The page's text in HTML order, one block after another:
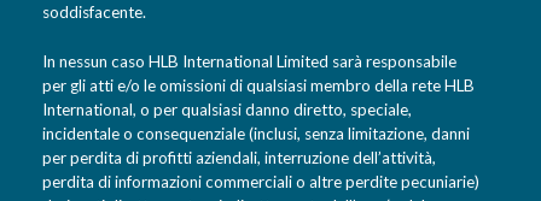
soddisfacente.
In nessun caso HLB International Limited sarà responsabile
per gli atti e/o le omissioni di qualsiasi membro della rete HLB
International, o per qualsiasi danno diretto, speciale,
incidentale o consequenziale (inclusi, senza limitazione, danni
per perdita di profitti aziendali, interruzione dell’attività,
perdita di informazioni commerciali o altre perdite pecuniarie)